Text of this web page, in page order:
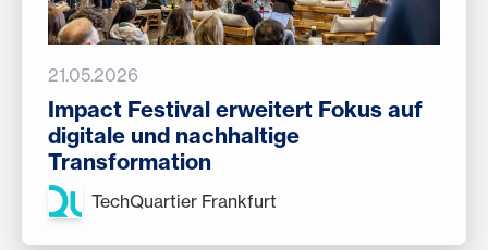
21.05.2026
Impact Festival erweitert Fokus auf
digitale und nachhaltige
Transformation
TechQuartier Frankfurt